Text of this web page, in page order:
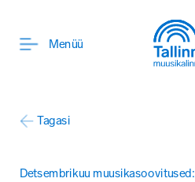
Menüü
Tagasi
Detsembrikuu muusikasoovitused: